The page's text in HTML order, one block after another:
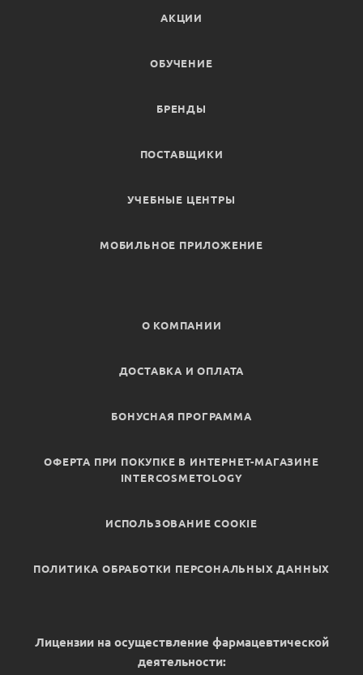
АКЦИИ
ОБУЧЕНИЕ
БРЕНДЫ
ПОСТАВЩИКИ
УЧЕБНЫЕ ЦЕНТРЫ
МОБИЛЬНОЕ ПРИЛОЖЕНИЕ
О КОМПАНИИ
ДОСТАВКА И ОПЛАТА
БОНУСНАЯ ПРОГРАММА
ОФЕРТА ПРИ ПОКУПКЕ В ИНТЕРНЕТ-МАГАЗИНЕ
INTERCOSMETOLOGY
ИСПОЛЬЗОВАНИЕ COOKIE
ПОЛИТИКА ОБРАБОТКИ ПЕРСОНАЛЬНЫХ ДАННЫХ
Лицензии на осуществление фармацевтической
деятельности: